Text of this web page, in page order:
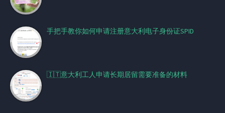
手把手教你如何申请注册意大利电子身份证SPID
🇮🇹意大利工人申请长期居留需要准备的材料